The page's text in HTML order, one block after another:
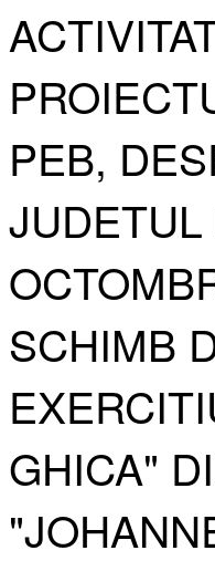
PEB,
SCHIMB
GHICA"